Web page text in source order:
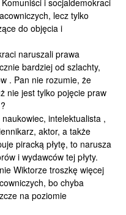
i socjaldemokraci
lecz tylko
do objęcia i
naruszali prawa
bardziej od szlachty,
. Pan nie rozumie, że
nie jest tylko pojęcie praw
intelektualista ,
aktor, a także
piracką płytę, to narusza
i wydawców tej płyty.
Wiktorze troszkę więcej
bo chyba
na poziomie